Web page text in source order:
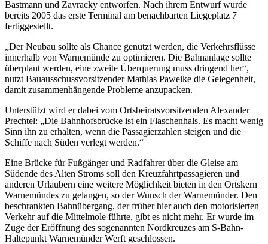
Bastmann und Zavracky entworfen. Nach ihrem Entwurf wurde
bereits 2005 das erste Terminal am benachbarten Liegeplatz 7
fertiggestellt.
„Der Neubau sollte als Chance genutzt werden, die Verkehrsflüsse
innerhalb von Warnemünde zu optimieren. Die Bahnanlage sollte
überplant werden, eine zweite Überquerung muss dringend her“,
nutzt Bauausschussvorsitzender Mathias Pawelke die Gelegenheit,
damit zusammenhängende Probleme anzupacken.
Unterstützt wird er dabei vom Ortsbeiratsvorsitzenden Alexander
Prechtel: „Die Bahnhofsbrücke ist ein Flaschenhals. Es macht wenig
Sinn ihn zu erhalten, wenn die Passagierzahlen steigen und die
Schiffe nach Süden verlegt werden.“
Eine Brücke für Fußgänger und Radfahrer über die Gleise am
Südende des Alten Stroms soll den Kreuzfahrtpassagieren und
anderen Urlaubern eine weitere Möglichkeit bieten in den Ortskern
Warnemündes zu gelangen, so der Wunsch der Warnemünder. Den
beschrankten Bahnübergang, der früher hier auch den motorisierten
Verkehr auf die Mittelmole führte, gibt es nicht mehr. Er wurde im
Zuge der Eröffnung des sogenannten Nordkreuzes am S-Bahn-
Haltepunkt Warnemünder Werft geschlossen.